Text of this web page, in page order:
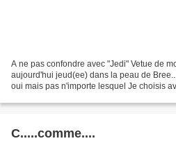
A ne pas confondre avec "Jedi" Vetue de
aujourd'hui jeud(ee) dans la peau de
oui mais pas n'importe lesquel Je choisis
C.....comme....